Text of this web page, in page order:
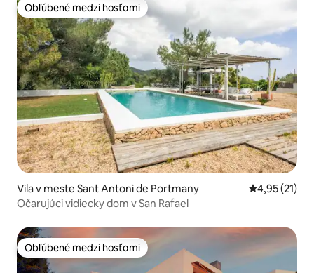
Obľúbené medzi hosťami
Obľúbené medzi hosťami
Vila v meste Sant Antoni de Portmany Priemerné
4,95 (21)
Očarujúci vidiecky dom v San Rafael
Obľúbené medzi hosťami
Obľúbené medzi hosťami